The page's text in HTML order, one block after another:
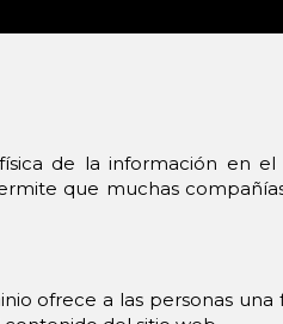
de la información en
que muchas
ofrece a las personas